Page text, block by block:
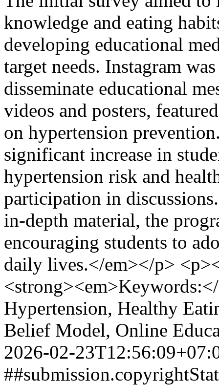
knowledge and eating
developing educational
target needs. Instagram
disseminate educational
videos and posters,
on hypertension
significant increase in
hypertension risk and
participation in
in-depth material, the
encouraging students to
daily lives.</em></p>
Hypertension, Healthy
Belief Model, Online
2026-02-